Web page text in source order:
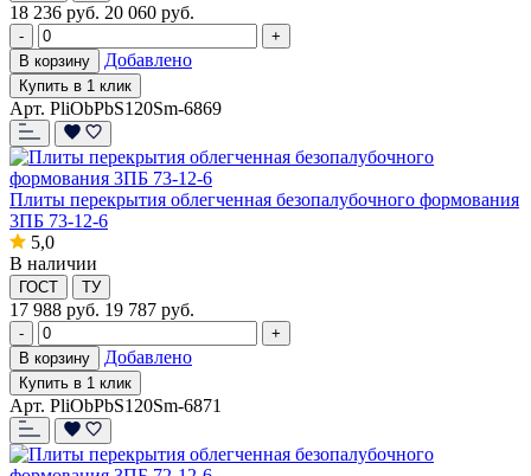
18 236 руб. 20 060 руб.
-
+
В корзину
Добавлено
Купить в 1 клик
Арт. PliObPbS120Sm-6869
Плиты перекрытия облегченная безопалубочного формования
3ПБ 73-12-6
5,0
В наличии
ГОСТ ТУ
17 988 руб. 19 787 руб.
-
+
В корзину
Добавлено
Купить в 1 клик
Арт. PliObPbS120Sm-6871